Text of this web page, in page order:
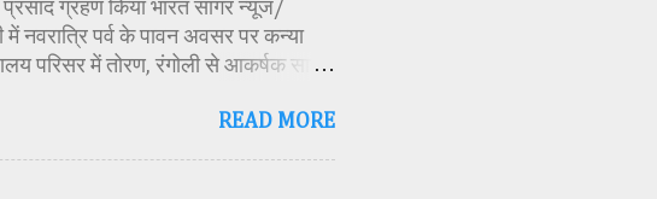
प्रसाद ग्रहण किया भारत सागर न्यूज/
नवरात्रि पर्व के पावन अवसर पर कन्या
परिसर में तोरण, रंगोली से आकर्षक साज-
शिक्षा समिति अध्यक्ष एवं भाजपा जिला
ने मातारानी की मूर्ति एवं अखंड ज्योत का
READ MORE